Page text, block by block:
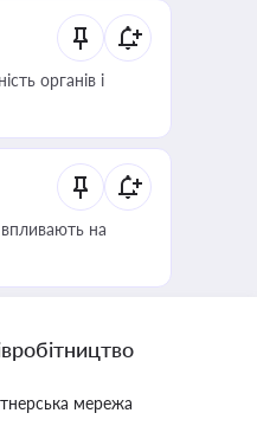
органів і
на
мережа